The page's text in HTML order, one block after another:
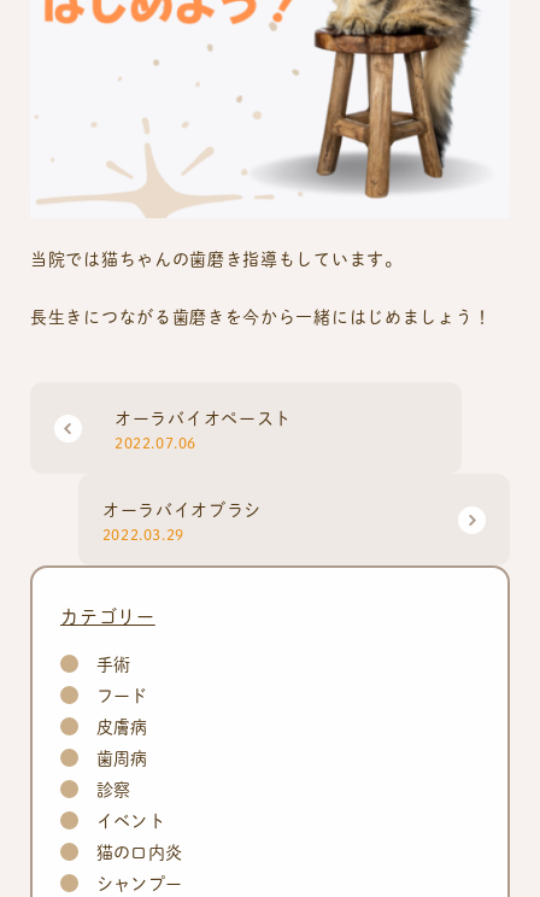
当院では猫ちゃんの歯磨き指導もしています。
長生きにつながる歯磨きを今から一緒にはじめましょう！
オーラバイオペースト
2022.07.06
オーラバイオブラシ
2022.03.29
カテゴリー
手術
フード
皮膚病
歯周病
診察
イベント
猫の口内炎
シャンプー